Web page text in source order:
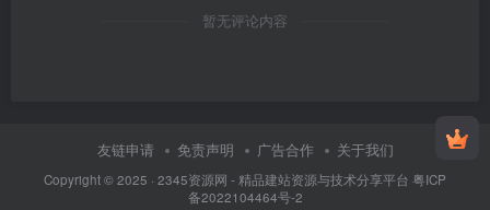
暂无评论内容
友链申请 免责声明 广告合作 关于我们
Copyright © 2025 · 2345资源网 - 精品建站资源与技术分享平台 粤ICP
备2022104464号-2